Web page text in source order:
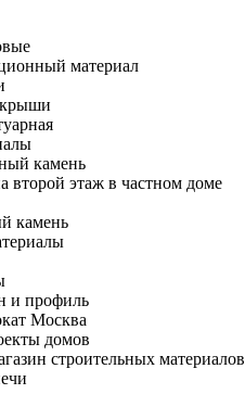
материал
камень
второй этаж в частном доме
камень
и профиль
Москва
домов
строительных материалов